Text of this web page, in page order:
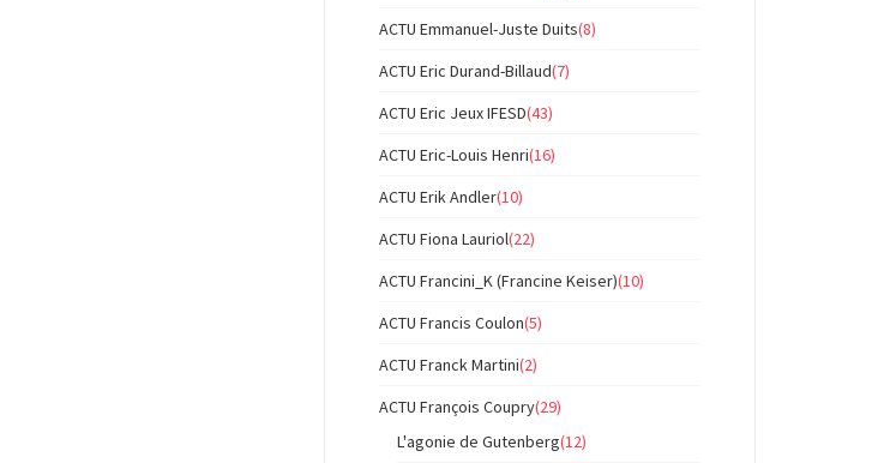
ACTU Emmanuel-Juste Duits(8)
ACTU Eric Durand-Billaud(7)
ACTU Eric Jeux IFESD(43)
ACTU Eric-Louis Henri(16)
ACTU Erik Andler(10)
ACTU Fiona Lauriol(22)
ACTU Francini_K (Francine Keiser)(10)
ACTU Francis Coulon(5)
ACTU Franck Martini(2)
ACTU François Coupry(29)
L'agonie de Gutenberg(12)